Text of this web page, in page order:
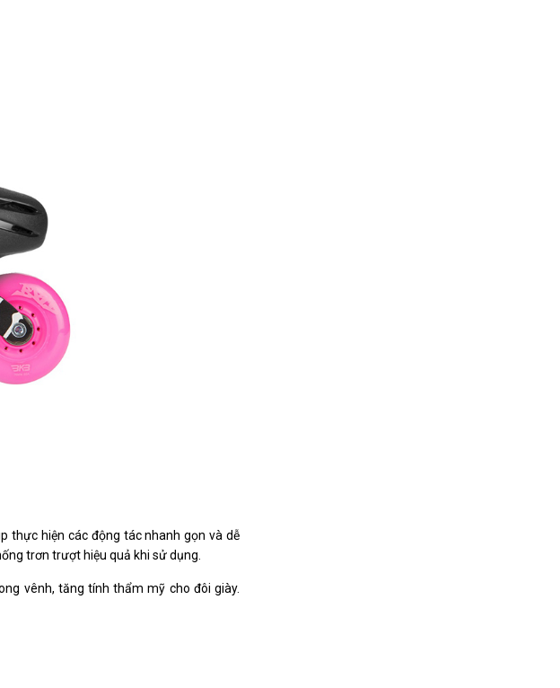
thực hiện các động tác nhanh gọn và dễ
trơn trượt hiệu quả khi sử dụng.
vênh, tăng tính thẩm mỹ cho đôi giày.